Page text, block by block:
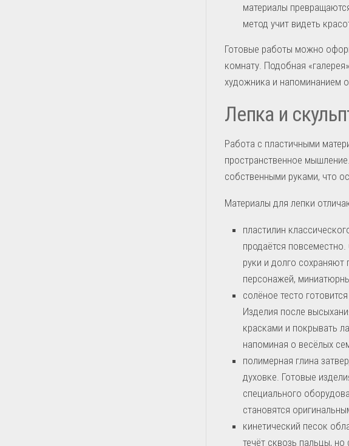
материалы
метод учит видеть
Готовые работы можно
комнату. Подобная
художника и напоминанием
Лепка и
Работа с пластичными
пространственное
собственными руками, что
Материалы для лепки
пластилин
продаётся
руки и долго сохраняют
персонажей,
солёное тесто
Изделия после
красками и покрывать
напоминая о весёлых
полимерная глина
духовке. Готовые
специального
становятся
кинетический песок
течёт сквозь пальцы,